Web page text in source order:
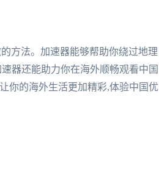
方法。加速器能够帮助你绕过地理
器还能助力你在海外顺畅观看中国
你的海外生活更加精彩,体验中国优